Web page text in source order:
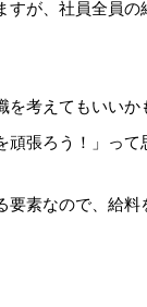
すが、社員全員
考えてもいい
張ろう！」って
素なので、給